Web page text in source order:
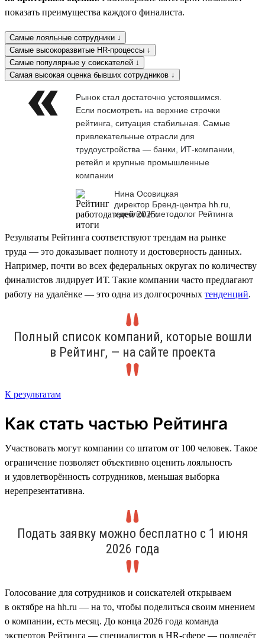
показать преимущества каждого финалиста.
Самые лояльные сотрудники ↓
Самые высокоразвитые HR-процессы ↓
Самые популярные у соискателей ↓
Самая высокая оценка бывших сотрудников ↓
Рынок стал достаточно устоявшимся.
Если посмотреть на верхние строчки
рейтинга, ситуация стабильная. Самые
привлекательные отрасли для
трудоустройства — банки, ИТ-компании,
ретейл и крупные промышленные
компании
Нина Осовицкая
директор Бренд-центра hh.ru,
идеолог и методолог Рейтинга
Результаты Рейтинга соответствуют трендам на рынке
труда — это доказывает полноту и достоверность данных.
Например, почти во всех федеральных округах по количеству
финалистов лидирует ИТ. Такие компании часто предлагают
работу на удалёнке — это одна из долгосрочных тенденций.
Полный список компаний, которые вошли
в Рейтинг, — на сайте проекта
К результатам
Как стать частью Рейтинга
Участвовать могут компании со штатом от 100 человек. Такое
ограничение позволяет объективно оценить лояльность
и удовлетворённость сотрудников, меньшая выборка
нерепрезентативна.
Подать заявку можно бесплатно с 1 июня
2026 года
Голосование для сотрудников и соискателей открываем
в октябре на hh.ru — на то, чтобы поделиться своим мнением
о компании, есть месяц. До конца 2026 года команда
экспертов Рейтинга — специалистов в HR-сфере — подведёт